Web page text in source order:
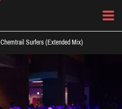
Chemtrail Surfers (Extended Mix)